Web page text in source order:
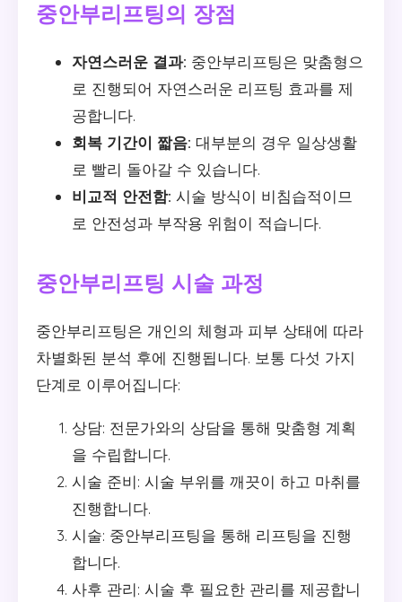
중안부리프팅의 장점
자연스러운 결과: 중안부리프팅은 맞춤형으
로 진행되어 자연스러운 리프팅 효과를 제
공합니다.
회복 기간이 짧음: 대부분의 경우 일상생활
로 빨리 돌아갈 수 있습니다.
비교적 안전함: 시술 방식이 비침습적이므
로 안전성과 부작용 위험이 적습니다.
중안부리프팅 시술 과정
중안부리프팅은 개인의 체형과 피부 상태에 따라
차별화된 분석 후에 진행됩니다. 보통 다섯 가지
단계로 이루어집니다:
상담: 전문가와의 상담을 통해 맞춤형 계획
을 수립합니다.
시술 준비: 시술 부위를 깨끗이 하고 마취를
진행합니다.
시술: 중안부리프팅을 통해 리프팅을 진행
합니다.
사후 관리: 시술 후 필요한 관리를 제공합니